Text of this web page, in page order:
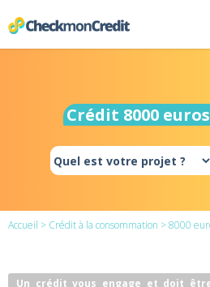
Crédit 8000
Accueil > Crédit à la consommation >8000
Un crédit vous engage et doit